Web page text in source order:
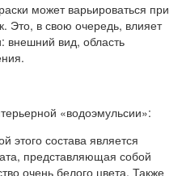
может варьироваться при
Это, в свою очередь, влияет
внешний вид, область
«водоэмульсии»:
этого состава является
представляющая собой
очень белого цвета. Также